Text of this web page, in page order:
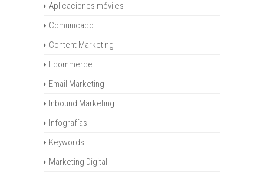
Aplicaciones móviles
Comunicado
Content Marketing
Ecommerce
Email Marketing
Inbound Marketing
Infografías
Keywords
Marketing Digital